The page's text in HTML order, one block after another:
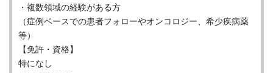
・複数領域の経験がある方
（症例ベースでの患者フォローやオンコロジー、希少疾病薬
等）
【免許・資格】
特になし